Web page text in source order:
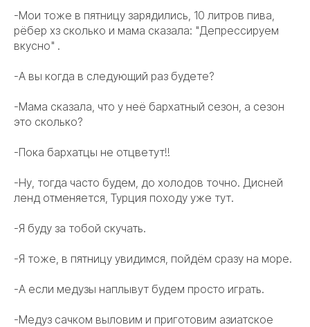
-Мои тоже в пятницу зарядились, 10 литров пива,
рёбер хз сколько и мама сказала: "Депрессируем
вкусно" .
-А вы когда в следующий раз будете?
-Мама сказала, что у неё бархатный сезон, а сезон
это сколько?
-Пока бархатцы не отцветут!!
-Ну, тогда часто будем, до холодов точно. Дисней
ленд отменяется, Турция походу уже тут.
-Я буду за тобой скучать.
-Я тоже, в пятницу увидимся, пойдём сразу на море.
-А если медузы наплывут будем просто играть.
-Медуз сачком выловим и приготовим азиатское